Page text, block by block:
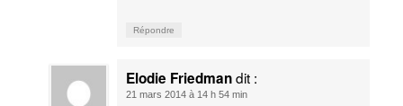
Répondre
Elodie Friedmandit :
21 mars 2014 à 14 h 54 min